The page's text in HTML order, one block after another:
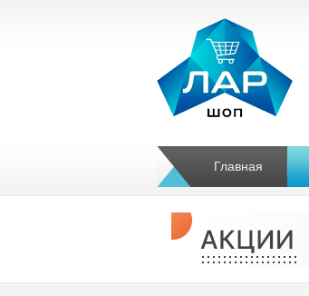
Главная